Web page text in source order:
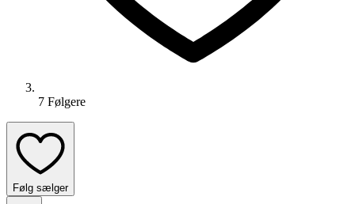
7 Følgere
Følg sælger